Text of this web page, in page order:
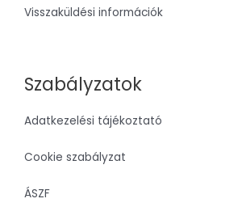
Visszaküldési információk
Szabályzatok
Adatkezelési tájékoztató
Cookie szabályzat
ÁSZF